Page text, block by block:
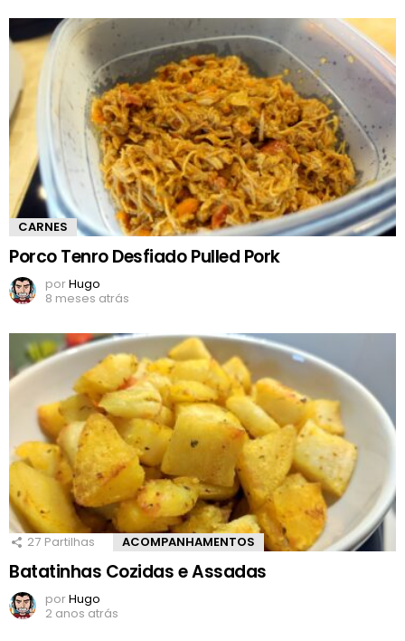
CARNES
Porco Tenro Desfiado Pulled Pork
porHugo
8 meses atrás
27 Partilhas ACOMPANHAMENTOS
Batatinhas Cozidas e Assadas
porHugo
2 anos atrás